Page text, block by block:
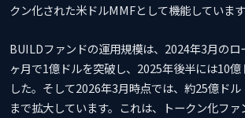
クン化された米ドルMMFとして機能しています
BUILDファンドの運用規模は、2024年3月のロ
ヶ月で1億ドルを突破し、2025年後半には10
した。そして2026年3月時点では、約25億ド
まで拡大しています。これは、トークン化フ